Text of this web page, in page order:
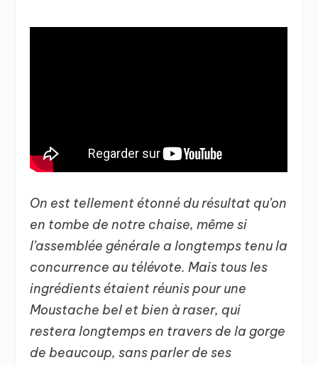
On est tellement étonné du résultat qu’on
en tombe de notre chaise, même si
l’assemblée générale a longtemps tenu la
concurrence au télévote. Mais tous les
ingrédients étaient réunis pour une
Moustache bel et bien à raser, qui
restera longtemps en travers de la gorge
de beaucoup, sans parler de ses